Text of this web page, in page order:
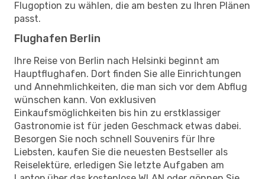
Flugoption zu wählen, die am besten zu Ihren Plänen
passt.
Flughafen Berlin
Ihre Reise von Berlin nach Helsinki beginnt am
Hauptflughafen. Dort finden Sie alle Einrichtungen
und Annehmlichkeiten, die man sich vor dem Abflug
wünschen kann. Von exklusiven
Einkaufsmöglichkeiten bis hin zu erstklassiger
Gastronomie ist für jeden Geschmack etwas dabei.
Besorgen Sie noch schnell Souvenirs für Ihre
Liebsten, kaufen Sie die neuesten Bestseller als
Reiselektüre, erledigen Sie letzte Aufgaben am